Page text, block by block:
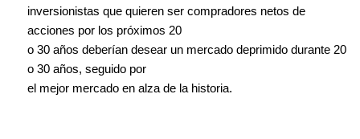
inversionistas que quieren ser compradores netos de
acciones por los próximos 20
o 30 años deberían desear un mercado deprimido durante 20
o 30 años, seguido por
el mejor mercado en alza de la historia.